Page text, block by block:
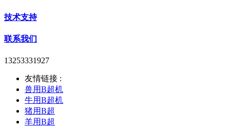
技术支持
联系我们
13253331927
友情链接 :
兽用B超机
牛用B超机
猪用B超
羊用B超